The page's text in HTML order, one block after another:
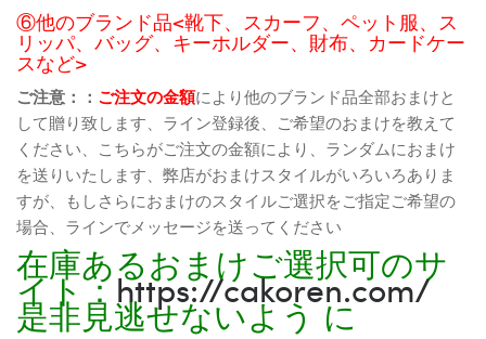
⑥他のブランド品<靴下、スカーフ、ペット服、ス
リッパ、バッグ、キーホルダー、財布、カードケー
スなど>
ご注意：： ご注文の金額により他のブランド品全部おまけと
して贈り致します、ライン登録後、ご希望のおまけを教えて
ください、こちらがご注文の金額により、ランダムにおまけ
を送りいたします、弊店がおまけスタイルがいろいろありま
すが、もしさらにおまけのスタイルご選択をご指定ご希望の
場合、ラインでメッセージを送ってください
在庫あるおまけご選択可のサ
イト：https://cakoren.com/
是非見逃せないよう に